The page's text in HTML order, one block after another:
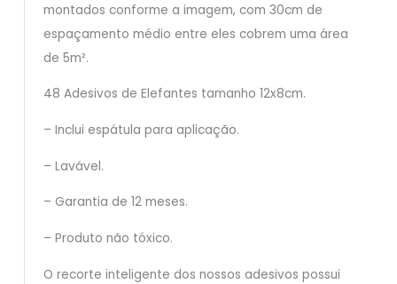
montados conforme a imagem, com 30cm de
espaçamento médio entre eles cobrem uma área
de 5m².
48 Adesivos de Elefantes tamanho 12x8cm.
– Inclui espátula para aplicação.
– Lavável.
– Garantia de 12 meses.
– Produto não tóxico.
O recorte inteligente dos nossos adesivos possui